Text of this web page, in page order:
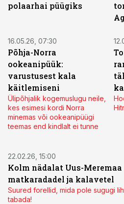
polaarhai püügiks
16.05.26, 07:30
Põhja-Norra
ookeanipüük:
varustusest kala
käitlemiseni
Ülipõhjalik kogemuslugu neile,
kes esimesi kordi Norra
minemas või ookeanipüügi
teemas end kindlalt ei tunne
22.02.26, 15:00
Kolm nädalat Uus-Meremaa
matkaradadel ja kalavetel
Suured forellid, mida pole sugugi
tabada!